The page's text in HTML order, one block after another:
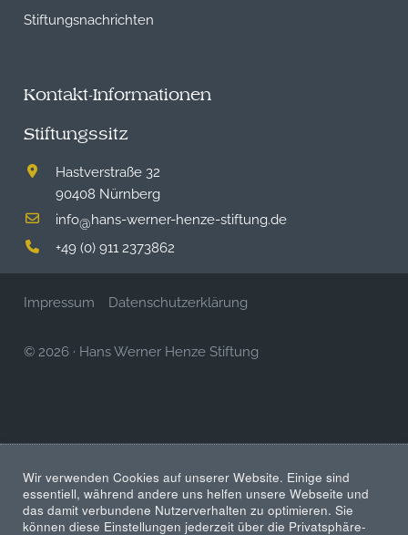
Stiftungsnachrichten
Kontakt-Informationen
Stiftungssitz
Hastverstraße 32
90408 Nürnberg
info@hans-werner-henze-stiftung.de
+49 (0) 911 2373862
Impressum Datenschutzerklärung
© 2026 · Hans Werner Henze Stiftung
Wir verwenden Cookies auf unserer Website. Einige sind
essentiell, während andere uns helfen unsere Webseite und
das damit verbundene Nutzerverhalten zu optimieren. Sie
können diese Einstellungen jederzeit über die Privatsphäre-